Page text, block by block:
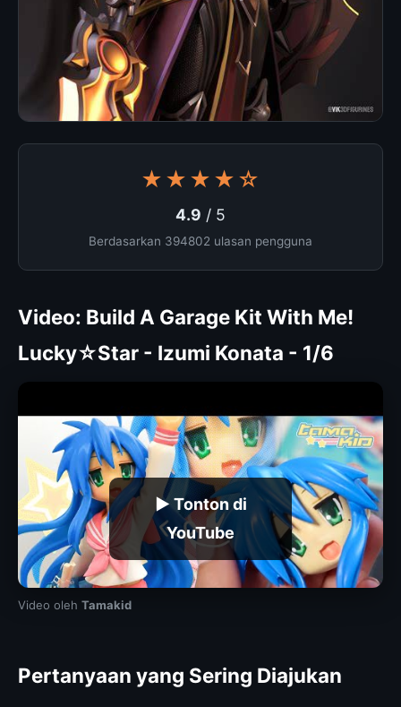
★★★★☆
4.9 / 5
Berdasarkan 394802 ulasan pengguna
Video: Build A Garage Kit With Me!
Lucky☆Star - Izumi Konata - 1/6
▶ Tonton di
YouTube
Video oleh Tamakid
Pertanyaan yang Sering Diajukan